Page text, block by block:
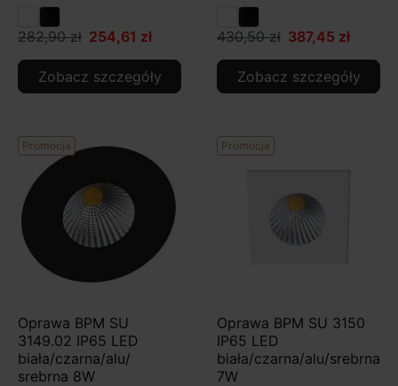
282,90 zł 254,61 zł
Zobacz szczegóły
430,50 zł 387,45 zł
Zobacz szczegóły
Promocja
Oprawa BPM SU
3149.02 IP65 LED
biała/czarna/alu/
srebrna 8W
Promocja
Oprawa BPM SU 3150
IP65 LED
biała/czarna/alu/srebrna
7W